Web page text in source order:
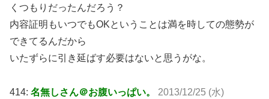
くつもりだったんだろう？
内容証明もいつでもOKということは満を時しての態勢が
できてるんだから
いたずらに引き延ばす必要はないと思うがな。
414: 名無しさん＠お腹いっぱい。 2013/12/25 (水)